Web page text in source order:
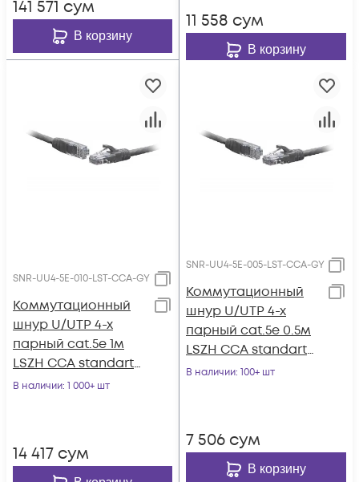
141 571 сум
В корзину
11 558 сум
В корзину
SNR-UU4-5E-010-LST-CCA-GY
Коммутационный
шнур U/UTP 4-х
парный cat.5e 1м
LSZH CCA standart
серый
В наличии: 1 000+ шт
14 417 сум
SNR-UU4-5E-005-LST-CCA-GY
Коммутационный
шнур U/UTP 4-х
парный cat.5e 0.5м
LSZH CCA standart
серый
В наличии: 100+ шт
7 506 сум
В корзину